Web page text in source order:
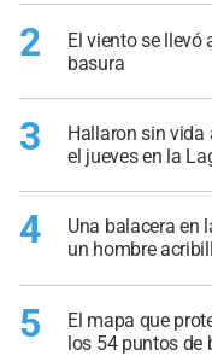
2
El viento se llevó
basura
3
Hallaron sin vida
el jueves en la
4
Una balacera en
un hombre
5
El mapa que
los 54 puntos de